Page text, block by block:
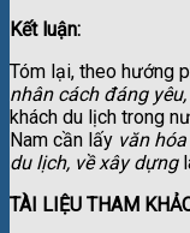
Kết luận:
Tóm lại, theo hướng
nhân cách đáng
khách du lịch trong
Nam cần lấy văn
du lịch, về xây dựng
TÀI LIỆU THAM